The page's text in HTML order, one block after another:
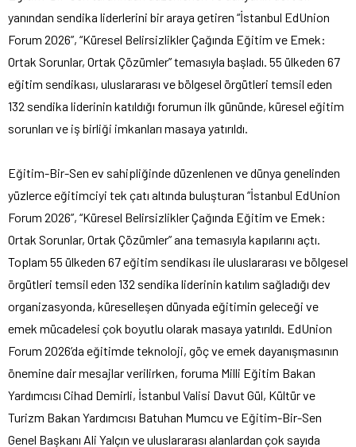
yanından sendika liderlerini bir araya getiren “İstanbul EdUnion
Forum 2026”, “Küresel Belirsizlikler Çağında Eğitim ve Emek:
Ortak Sorunlar, Ortak Çözümler” temasıyla başladı. 55 ülkeden 67
eğitim sendikası, uluslararası ve bölgesel örgütleri temsil eden
132 sendika liderinin katıldığı forumun ilk gününde, küresel eğitim
sorunları ve iş birliği imkanları masaya yatırıldı.
Eğitim-Bir-Sen ev sahipliğinde düzenlenen ve dünya genelinden
yüzlerce eğitimciyi tek çatı altında buluşturan “İstanbul EdUnion
Forum 2026”, “Küresel Belirsizlikler Çağında Eğitim ve Emek:
Ortak Sorunlar, Ortak Çözümler” ana temasıyla kapılarını açtı.
Toplam 55 ülkeden 67 eğitim sendikası ile uluslararası ve bölgesel
örgütleri temsil eden 132 sendika liderinin katılım sağladığı dev
organizasyonda, küreselleşen dünyada eğitimin geleceği ve
emek mücadelesi çok boyutlu olarak masaya yatırıldı. EdUnion
Forum 2026’da eğitimde teknoloji, göç ve emek dayanışmasının
önemine dair mesajlar verilirken, foruma Milli Eğitim Bakan
Yardımcısı Cihad Demirli, İstanbul Valisi Davut Gül, Kültür ve
Turizm Bakan Yardımcısı Batuhan Mumcu ve Eğitim-Bir-Sen
Genel Başkanı Ali Yalçın ve uluslararası alanlardan çok sayıda